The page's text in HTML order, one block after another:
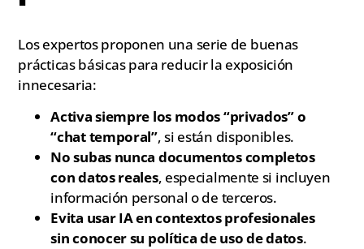
Los expertos proponen una serie de buenas
prácticas básicas para reducir la exposición
innecesaria:
Activa siempre los modos “privados” o
“chat temporal”, si están disponibles.
No subas nunca documentos completos
con datos reales, especialmente si incluyen
información personal o de terceros.
Evita usar IA en contextos profesionales
sin conocer su política de uso de datos.